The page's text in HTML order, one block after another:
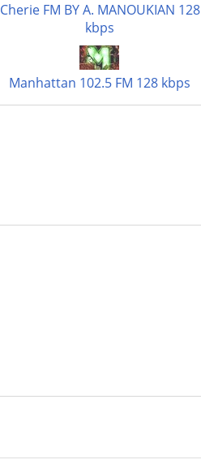
Cherie FM BY A. MANOUKIAN 128
kbps
Manhattan 102.5 FM 128 kbps